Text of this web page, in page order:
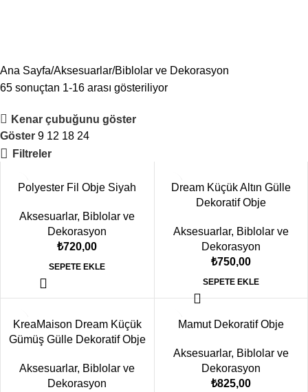
Ana Sayfa Aksesuarlar Biblolar ve Dekorasyon
65 sonuçtan 1-16 arası gösteriliyor
Kenar çubuğunu göster
Göster 9 12 18 24
Filtreler
Polyester Fil Obje Siyah
Aksesuarlar, Biblolar ve
Dekorasyon
₺720,00
SEPETE EKLE
Dream Küçük Altın Gülle
Dekoratif Obje
Aksesuarlar, Biblolar ve
Dekorasyon
₺750,00
SEPETE EKLE
KreaMaison Dream Küçük
Gümüş Gülle Dekoratif Obje
Aksesuarlar, Biblolar ve
Dekorasyon
Mamut Dekoratif Obje
Aksesuarlar, Biblolar ve
Dekorasyon
₺825,00